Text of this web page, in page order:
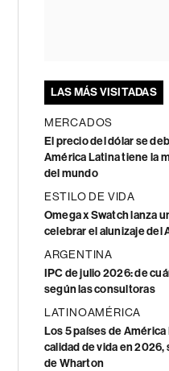
LAS MÁS VISITADAS
MERCADOS
El precio del dólar se
América Latina tiene la
del mundo
ESTILO DE VIDA
Omega x Swatch lanza
celebrar el alunizaje del
ARGENTINA
IPC de julio 2026: de
según las consultoras
LATINOAMÉRICA
Los 5 países de
calidad de vida en
de Wharton